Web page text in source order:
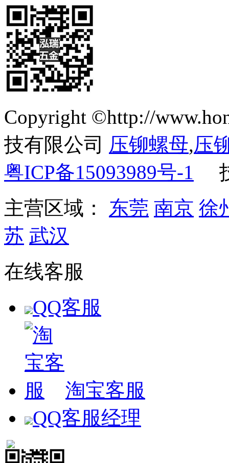
Copyright ©http://
技有限公司 压铆螺母,压
粤ICP备15093989号-1
主营区域： 东莞 南京 徐
苏 武汉
在线客服
QQ客服
淘宝客服
QQ客服经理